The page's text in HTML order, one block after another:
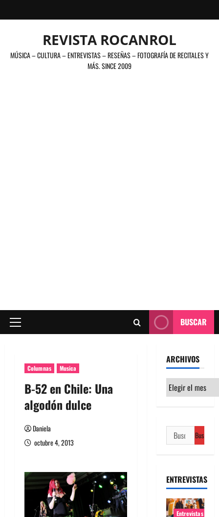
al
REVISTA ROCANROL
MÚSICA – CULTURA – ENTREVISTAS – RESEÑAS – FOTOGRAFÍA DE RECITALES Y
MÁS. SINCE 2009
Menú
BUSCAR
Columnas Musica
B-52 en Chile: Una
algodón dulce
Daniela
octubre 4, 2013
ARCHIVOS
Archivos
Buscar:
ENTREVISTAS
Entrevistas